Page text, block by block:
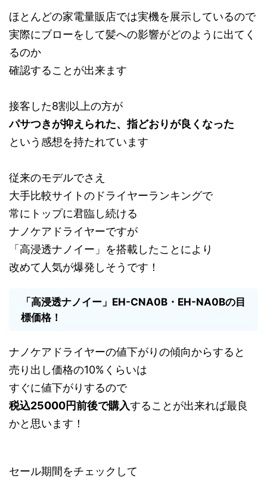
ほとんどの家電量販店では実機を展示しているので
実際にブローをして髪への影響がどのように出てく
るのか
確認することが出来ます
接客した8割以上の方が
パサつきが抑えられた、指どおりが良くなった
という感想を持たれています
従来のモデルでさえ
大手比較サイトのドライヤーランキングで
常にトップに君臨し続ける
ナノケアドライヤーですが
「高浸透ナノイー」を搭載したことにより
改めて人気が爆発しそうです！
「高浸透ナノイー」EH-CNA0B・EH-NA0Bの目
標価格！
ナノケアドライヤーの値下がりの傾向からすると
売り出し価格の10%くらいは
すぐに値下がりするので
税込25000円前後で購入することが出来れば最良
かと思います！
セール期間をチェックして